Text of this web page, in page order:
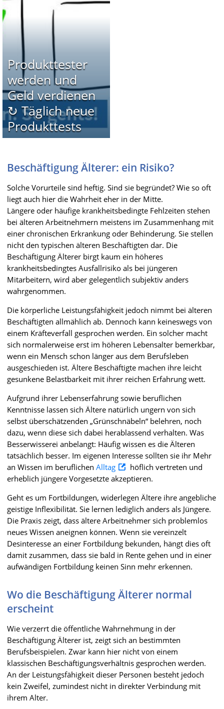
Produkttester
werden und
Geld verdienen
↻ Täglich neue
Produkttests
Beschäftigung Älterer: ein Risiko?
Solche Vorurteile sind heftig. Sind sie begründet? Wie so oft
liegt auch hier die Wahrheit eher in der Mitte.
Längere oder häufige krankheitsbedingte Fehlzeiten stehen
bei älteren Arbeitnehmern meistens im Zusammenhang mit
einer chronischen Erkrankung oder Behinderung. Sie stellen
nicht den typischen älteren Beschäftigten dar. Die
Beschäftigung Älterer birgt kaum ein höheres
krankheitsbedingtes Ausfallrisiko als bei jüngeren
Mitarbeitern, wird aber gelegentlich subjektiv anders
wahrgenommen.
Die körperliche Leistungsfähigkeit jedoch nimmt bei älteren
Beschäftigten allmählich ab. Dennoch kann keineswegs von
einem Kräfteverfall gesprochen werden. Ein solcher macht
sich normalerweise erst im höheren Lebensalter bemerkbar,
wenn ein Mensch schon länger aus dem Berufsleben
ausgeschieden ist. Ältere Beschäftigte machen ihre leicht
gesunkene Belastbarkeit mit ihrer reichen Erfahrung wett.
Aufgrund ihrer Lebenserfahrung sowie beruflichen
Kenntnisse lassen sich Ältere natürlich ungern von sich
selbst überschätzenden „Grünschnäbeln“ belehren, noch
dazu, wenn diese sich dabei herablassend verhalten. Was
Besserwisserei anbelangt: Häufig wissen es die Älteren
tatsächlich besser. Im eigenen Interesse sollten sie ihr Mehr
an Wissen im beruflichen Alltag
höflich vertreten und
erheblich jüngere Vorgesetzte akzeptieren.
Geht es um Fortbildungen, widerlegen Ältere ihre angebliche
geistige Inflexibilität. Sie lernen lediglich anders als Jüngere.
Die Praxis zeigt, dass ältere Arbeitnehmer sich problemlos
neues Wissen aneignen können. Wenn sie vereinzelt
Desinteresse an einer Fortbildung bekunden, hängt dies oft
damit zusammen, dass sie bald in Rente gehen und in einer
aufwändigen Fortbildung keinen Sinn mehr erkennen.
Wo die Beschäftigung Älterer normal
erscheint
Wie verzerrt die öffentliche Wahrnehmung in der
Beschäftigung Älterer ist, zeigt sich an bestimmten
Berufsbeispielen. Zwar kann hier nicht von einem
klassischen Beschäftigungsverhältnis gesprochen werden.
An der Leistungsfähigkeit dieser Personen besteht jedoch
kein Zweifel, zumindest nicht in direkter Verbindung mit
ihrem Alter.